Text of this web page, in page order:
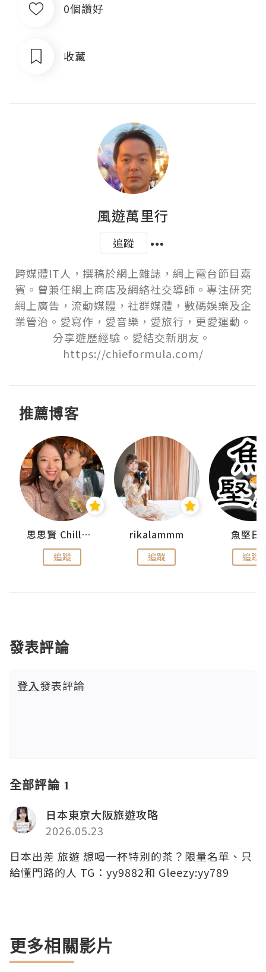
0個讚好
收藏
風遊萬里行
追蹤
跨媒體IT人，撰稿於網上雜誌，網上電台節目嘉
賓。曾兼任網上商店及網絡社交導師。專注研究
網上廣告，流動媒體，社群媒體，數碼娛樂及企
業管治。愛寫作，愛音樂，愛旅行，更愛運動。
分享遊歷經驗。愛結交新朋友。
https://chieformula.com/
推薦博客
思思賢 ChillMyBabe
追蹤
rikalammm
追蹤
魚堅日
追蹤
發表評論
登入發表評論
全部評論 1
日本東京大阪旅遊攻略
2026.05.23
日本出差 旅遊 想喝一杯特別的茶？限量名單、只
給懂門路的人 TG：yy9882和 Gleezy:yy789
更多相關影片